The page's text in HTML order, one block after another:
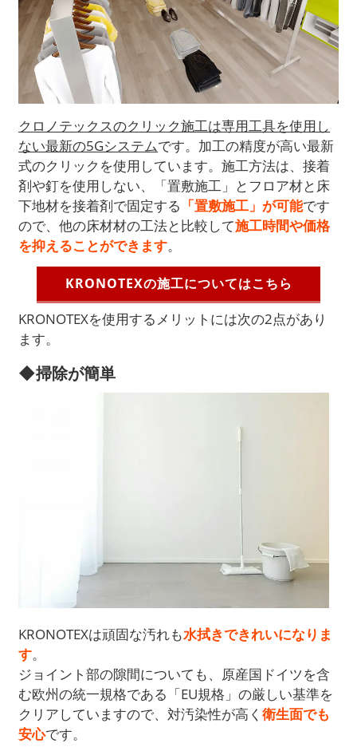
クロノテックスのクリック施工は専用工具を使用し
ない最新の5Gシステムです。加工の精度が高い最新
式のクリックを使用しています。施工方法は、接着
剤や釘を使用しない、「置敷施工」とフロア材と床
下地材を接着剤で固定する 「置敷施工」が可能です
ので、他の床材材の工法と比較して施工時間や価格
を抑えることができます。
KRONOTEXの施工についてはこちら
KRONOTEXを使用するメリットには次の2点があり
ます。
◆掃除が簡単
KRONOTEXは頑固な汚れも水拭きできれいになりま
す。
ジョイント部の隙間についても、原産国ドイツを含
む欧州の統一規格である「EU規格」の厳しい基準を
クリアしていますので、対汚染性が高く衛生面でも
安心です。